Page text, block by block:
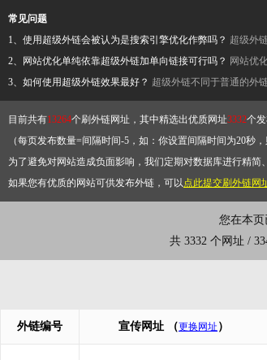
常见问题
1、使用超级外链会被认为是搜索引擎优化作弊吗？ 超级外
2、网站优化单纯依靠超级外链加单向链接可行吗？ 网站优
3、如何使用超级外链效果最好？ 超级外链不同于普通的外
目前共有13264个刷外链网址，其中精选出优质网址3332个
（每页发布数量=间隔时间-5，如：你设置间隔时间为20秒
为了避免对网站造成负面影响，我们定期对数据库进行精
如果您有优质的网站可供发布外链，可以点此提交刷外链网
您在本页
共 3332 个网址 /
外链编号 宣传网址 （更换网址 ）